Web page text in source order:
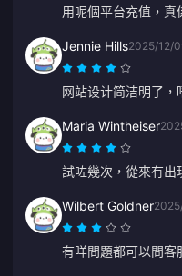
用呢個平台充值，真
Jennie Hills2025/12/
网站设计简洁明了，
Maria Wintheiser
試咗幾次，從來冇出
Wilbert Goldner
有咩問題都可以問客